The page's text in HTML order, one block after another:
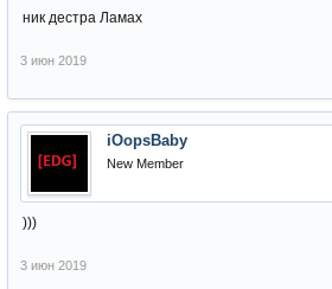
Биш
сделать персов для эпиков ..
http://vk.com/id244593145пишите тут или в
ник дестра Ламах
3 июн 2019
iOopsBaby
New Member
)))
3 июн 2019